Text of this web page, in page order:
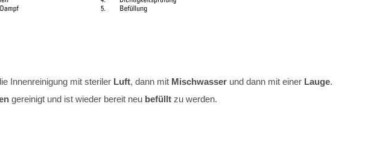
Innenreinigung mit steriler Luft, dann mit Mischwasser und dann mit einer Lauge.
gereinigt und ist wieder bereit neu befüllt zu werden.